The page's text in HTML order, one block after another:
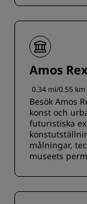
Amos Rex
0.34 mi/0.55
Besök Amos
konst och
futuristiska
målningar,
museets